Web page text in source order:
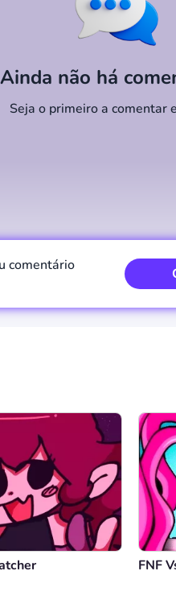
Ainda não há
Seja o primeiro a comentar
comentário
Cancelar
FNF